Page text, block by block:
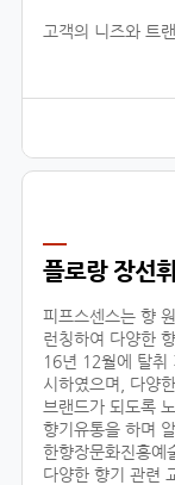
고객의 니즈와 트
것이 중요하다고
이런 부분에서 향
의 타입을 체계적
한 이론을 잡아주
이는 공방창업,
두 번째, 다양한 분
플로랑 장선
피프스센스는 향
런칭하여 다양한
16년 12월에 탈취
시하였으며, 다양
브랜드가 되도록
향기유통을 하며
한향장문화진흥예
다양한 향기 관련